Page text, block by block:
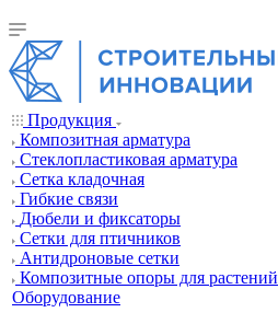
Продукция
Композитная арматура
Cтеклопластиковая арматура
Сетка кладочная
Гибкие связи
Дюбели и фиксаторы
Сетки для птичников
Антидроновые сетки
Композитные опоры для растений
Оборудование